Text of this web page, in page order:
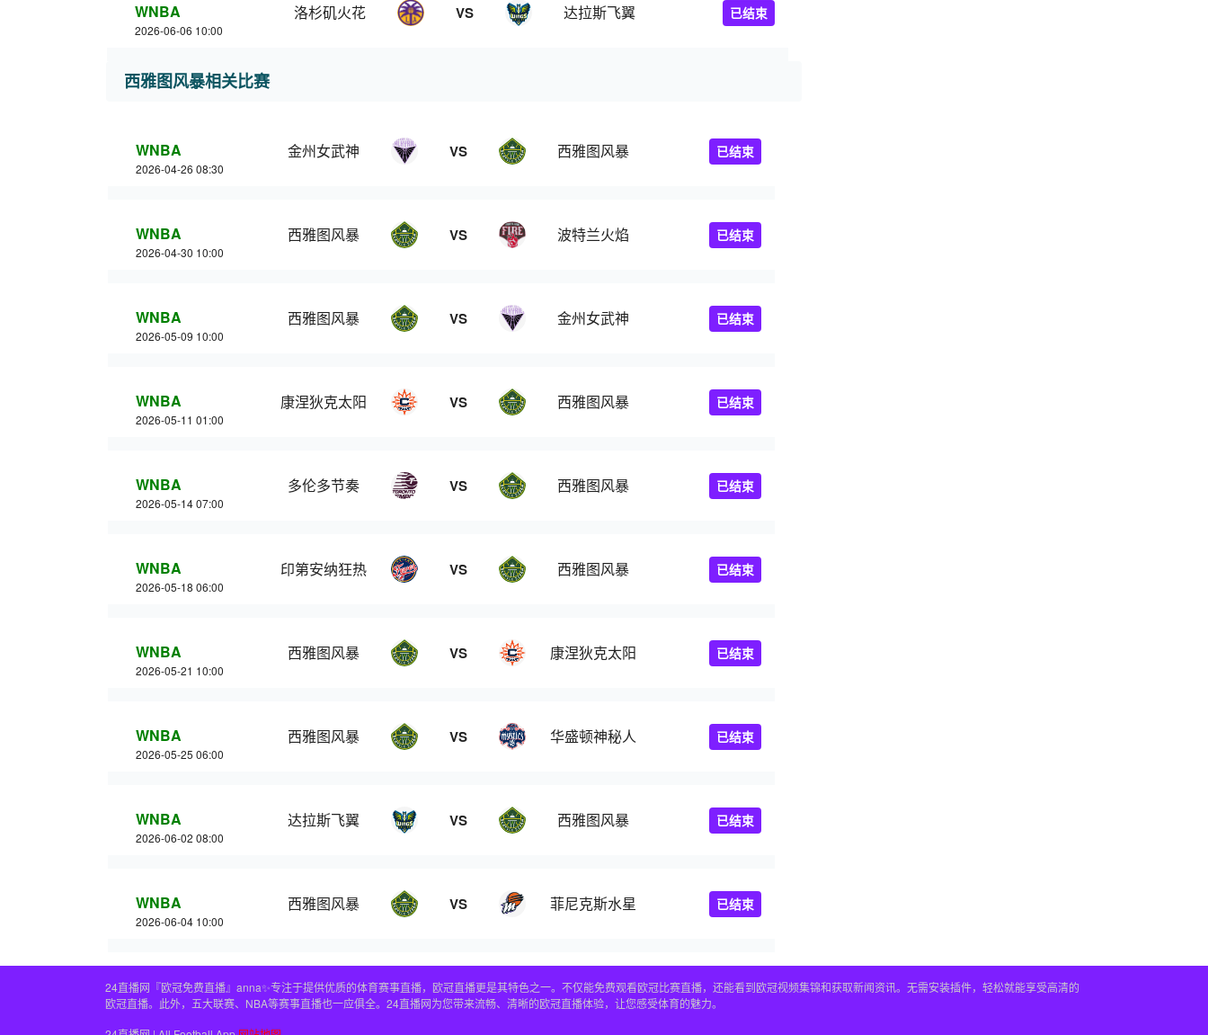
WNBA
2026-06-06 10:00
洛杉矶火花 VS 达拉斯飞翼 已结束
西雅图风暴相关比赛
WNBA
2026-04-26 08:30
金州女武神 VS 西雅图风暴 已结束
WNBA
2026-04-30 10:00
西雅图风暴 VS 波特兰火焰 已结束
WNBA
2026-05-09 10:00
西雅图风暴 VS 金州女武神 已结束
WNBA
2026-05-11 01:00
康涅狄克太阳 VS 西雅图风暴 已结束
WNBA
2026-05-14 07:00
多伦多节奏 VS 西雅图风暴 已结束
WNBA
2026-05-18 06:00
印第安纳狂热 VS 西雅图风暴 已结束
WNBA
2026-05-21 10:00
西雅图风暴 VS 康涅狄克太阳 已结束
WNBA
2026-05-25 06:00
西雅图风暴 VS 华盛顿神秘人 已结束
WNBA
2026-06-02 08:00
达拉斯飞翼 VS 西雅图风暴 已结束
WNBA
2026-06-04 10:00
西雅图风暴 VS 菲尼克斯水星 已结束
24直播网『欧冠免费直播』anna✨专注于提供优质的体育赛事直播，欧冠直播更是其特色之一。不仅能免费观看欧冠比赛直播，还能看到欧冠视频集锦和获取新闻资讯。无需安装插件，轻松就能享受高清的
欧冠直播。此外，五大联赛、NBA等赛事直播也一应俱全。24直播网为您带来流畅、清晰的欧冠直播体验，让您感受体育的魅力。